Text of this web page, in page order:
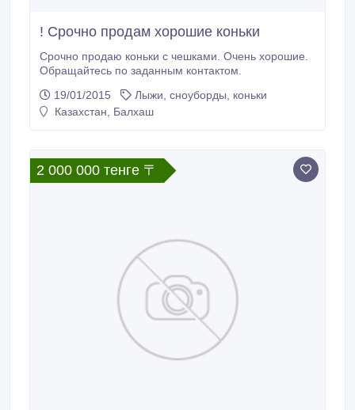
! Срочно продам хорошие коньки
Срочно продаю коньки с чешками. Очень хорошие.
Обращайтесь по заданным контактом.
19/01/2015
Лыжи, сноуборды, коньки
Казахстан, Балхаш
2 000 000 тенге 〒